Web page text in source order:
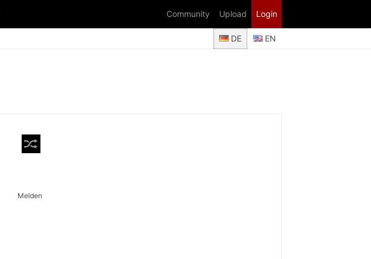
Login
Upload
Community
DE EN
Melden